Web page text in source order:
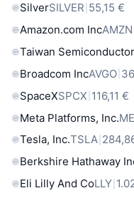
SilverSILVER 55,15 €
Amazon.com IncAMZN
Taiwan
Broadcom IncAVGO
SpaceXSPCX 116,11 €
Meta Platforms, Inc.
Tesla, Inc.TSLA
Berkshire Hathaway
Eli Lilly And CoLLY